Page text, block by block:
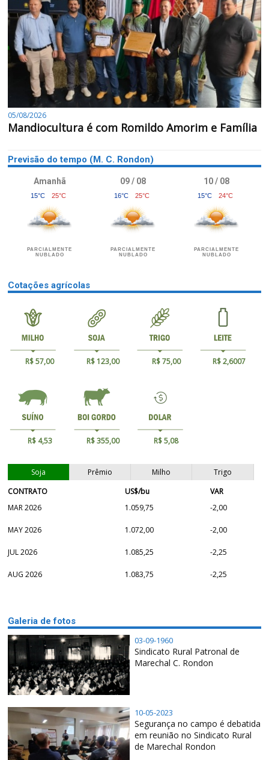
05/08/2026
Mandiocultura é com Romildo Amorim e Família
Previsão do tempo (M. C. Rondon)
Amanhã
15°C 25°C
PARCIALMENTE
NUBLADO
09 / 08
16°C 25°C
PARCIALMENTE
NUBLADO
10 / 08
15°C 24°C
PARCIALMENTE
NUBLADO
Cotações agrícolas
R$ 57,00 R$ 123,00 R$ 75,00 R$ 2,6007
R$ 4,53 R$ 355,00 R$ 5,08
Soja Prêmio Milho
Trigo
CONTRATO
US$/bu
VAR
MAR 2026
1.059,75 -2,00
MAY 2026 1.072,00 -2,00
JUL 2026 1.085,25 -2,25
AUG 2026 1.083,75 -2,25
Galeria de fotos
03-09-1960
Sindicato Rural Patronal de
Marechal C. Rondon
10-05-2023
Segurança no campo é debatida
em reunião no Sindicato Rural
de Marechal Rondon